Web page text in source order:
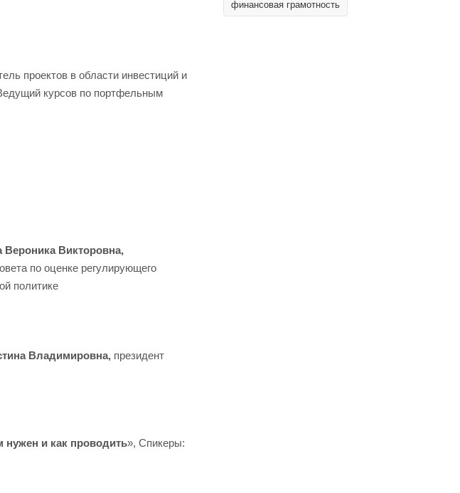
проектов в области инвестиций и
курсов по портфельным
Вероника Викторовна,
по оценке регулирующего
политике
Владимировна, президент
нужен и как проводить», Спикеры:
финансовая грамотность